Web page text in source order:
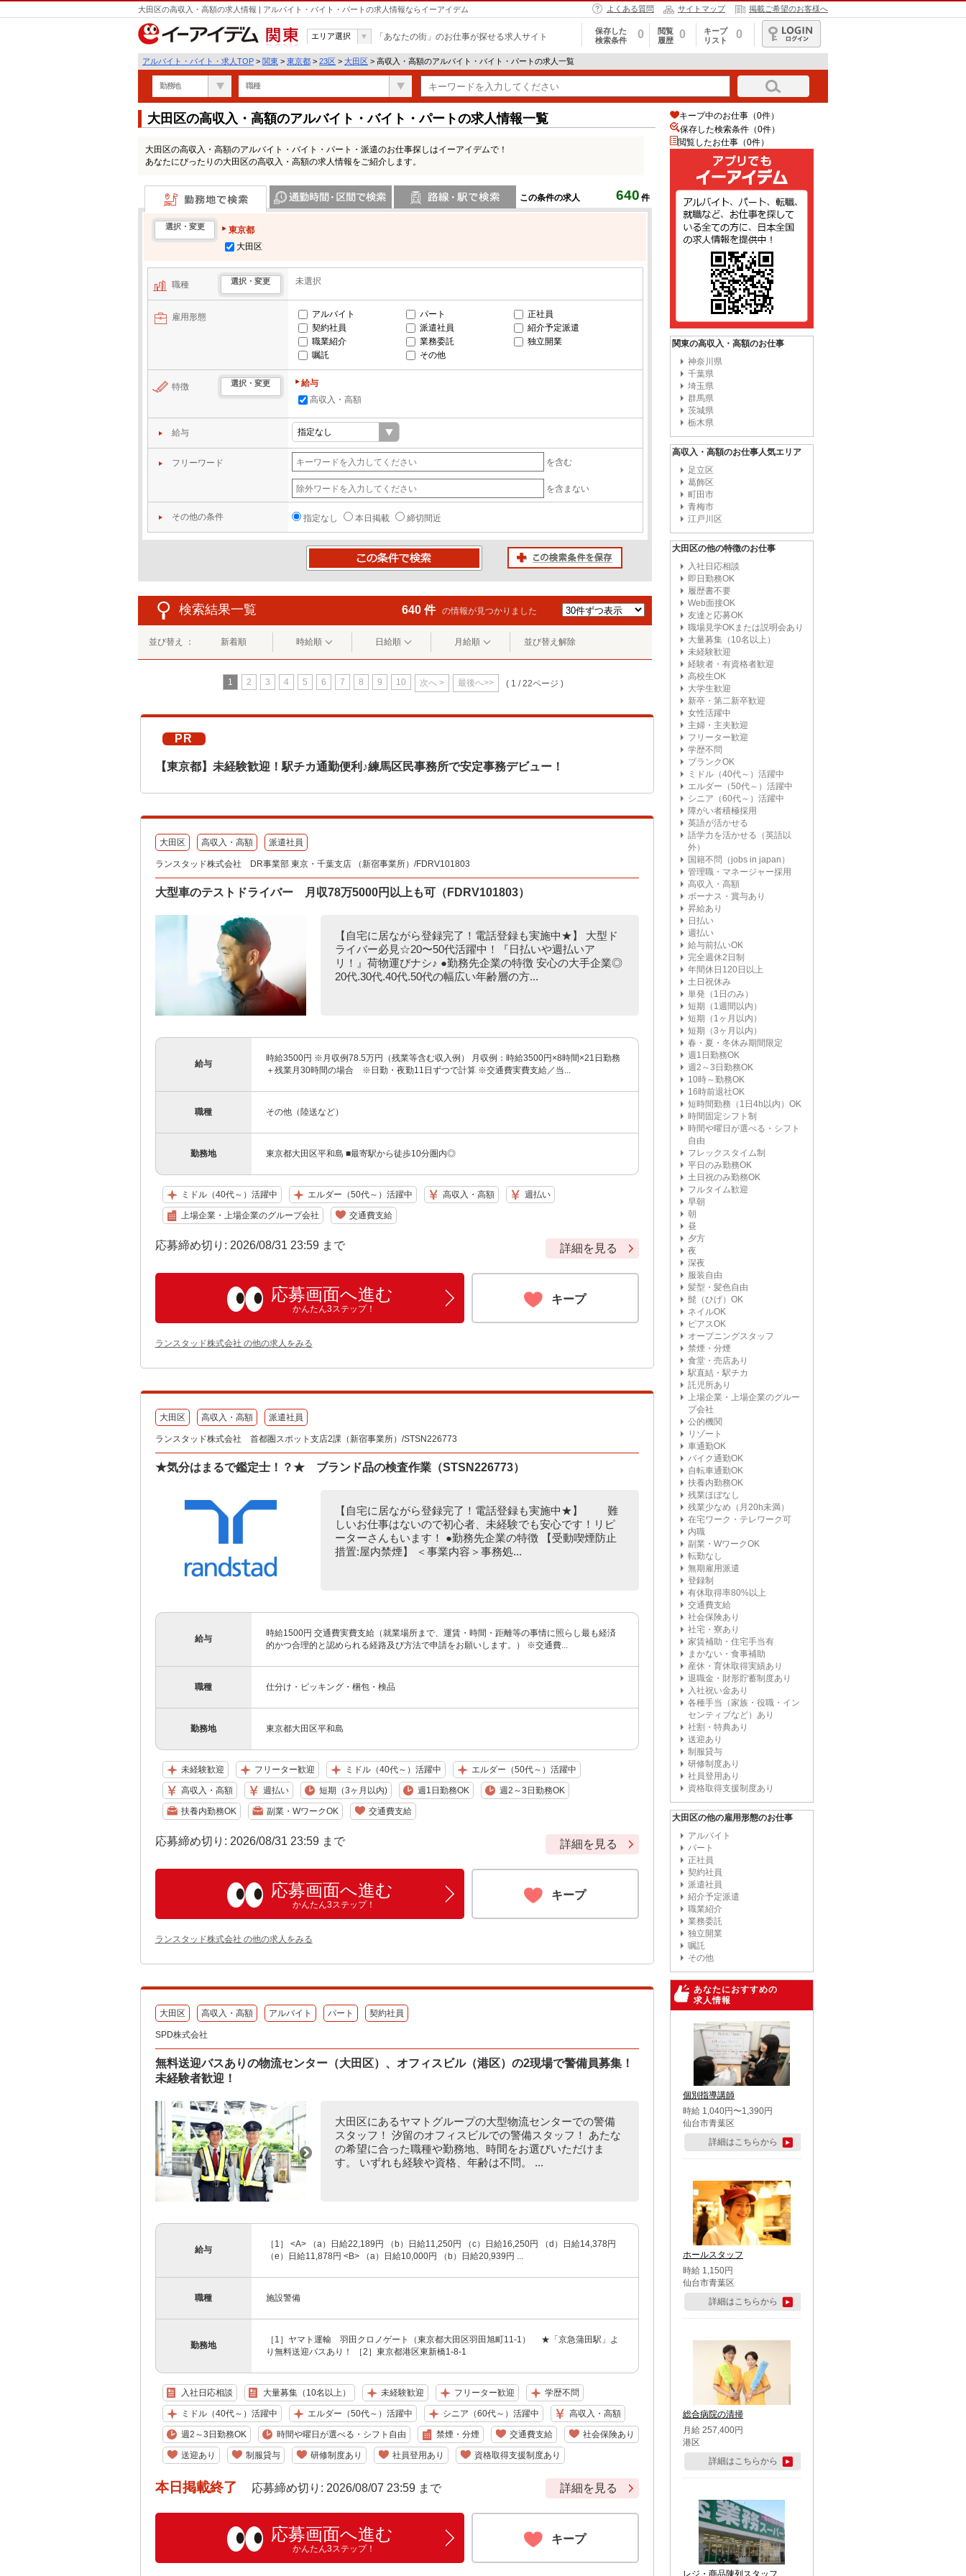
大田区の高収入・高額の求人情報 | アルバイト・バイト・パートの求人情報ならイーアイデム よくある質問 サイトマップ 掲載ご希望のお客様へ
関東
エリア選択 「あなたの街」のお仕事が探せる求人サイト
保存した
検索条件
0
閲覧
履歴
0
キープ
リスト
0
ログイン
アルバイト・バイト・求人TOP > 関東 > 東京都 > 23区 > 大田区 > 高収入・高額のアルバイト・バイト・パートの求人一覧
勤務地 職種
大田区の高収入・高額のアルバイト・バイト・パートの求人情報一覧
大田区の高収入・高額のアルバイト・バイト・パート・派遣のお仕事探しはイーアイデムで！
あなたにぴったりの大田区の高収入・高額の求人情報をご紹介します。
この条件の求人 640 件
勤務地で検索
選択・変更
東京都
大田区
職種 選択・変更 未選択
雇用形態 アルバイト パート
正社員
契約社員
派遣社員
紹介予定派遣
職業紹介
業務委託
独立開業
嘱託
その他
特徴 選択・変更
給与
高収入・高額
給与
フリーワード を含む
を含まない
その他の条件 指定なし 本日掲載 締切間近
検索結果一覧 640 件 の情報が見つかりました
並び替え ： 新着順 時給順 日給順 月給順 並び替え解除
1 2 3 4 5 6 7 8 9 10 次へ > 最後へ>> ( 1 / 22ページ )
PR
【東京都】未経験歓迎！駅チカ通勤便利♪練馬区民事務所で安定事務デビュー！
大田区 高収入・高額 派遣社員
ランスタッド株式会社 DR事業部 東京・千葉支店 （新宿事業所）/FDRV101803
大型車のテストドライバー 月収78万5000円以上も可（FDRV101803）
【自宅に居ながら登録完了！電話登録も実施中★】 大型ド
ライバー必見☆20〜50代活躍中！『日払いや週払いア
リ！』荷物運びナシ♪ ●勤務先企業の特徴 安心の大手企業◎
20代.30代.40代.50代の幅広い年齢層の方...
給与
時給3500円 ※月収例78.5万円（残業等含む収入例） 月収例：時給3500円×8時間×21日勤務
＋残業月30時間の場合 ※日勤・夜勤11日ずつで計算 ※交通費実費支給／当...
職種 その他（陸送など）
勤務地 東京都大田区平和島 ■最寄駅から徒歩10分圏内◎
ミドル（40代～）活躍中 エルダー（50代～）活躍中 高収入・高額 週払い
上場企業・上場企業のグループ会社 交通費支給
応募締め切り: 2026/08/31 23:59 まで 詳細を見る
応募画面へ進む
かんたん3ステップ！
キープ
ランスタッド株式会社 の他の求人をみる
大田区 高収入・高額 派遣社員
ランスタッド株式会社 首都圏スポット支店2課（新宿事業所）/STSN226773
★気分はまるで鑑定士！？★ ブランド品の検査作業（STSN226773）
【自宅に居ながら登録完了！電話登録も実施中★】 難
しいお仕事はないので初心者、未経験でも安心です！リピ
ーターさんもいます！ ●勤務先企業の特徴 【受動喫煙防止
措置:屋内禁煙】 ＜事業内容＞事務処...
給与
時給1500円 交通費実費支給（就業場所まで、運賃・時間・距離等の事情に照らし最も経済
的かつ合理的と認められる経路及び方法で申請をお願いします。） ※交通費...
職種 仕分け・ピッキング・梱包・検品
勤務地 東京都大田区平和島
未経験歓迎 フリーター歓迎 ミドル（40代～）活躍中 エルダー（50代～）活躍中
高収入・高額 週払い 短期（3ヶ月以内) 週1日勤務OK 週2～3日勤務OK
扶養内勤務OK 副業・WワークOK 交通費支給
応募締め切り: 2026/08/31 23:59 まで 詳細を見る
応募画面へ進む
かんたん3ステップ！
キープ
ランスタッド株式会社 の他の求人をみる
大田区 高収入・高額 アルバイト パート 契約社員
SPD株式会社
無料送迎バスありの物流センター（大田区）、オフィスビル（港区）の2現場で警備員募集！
未経験者歓迎！
大田区にあるヤマトグループの大型物流センターでの警備
スタッフ！ 汐留のオフィスビルでの警備スタッフ！ あたな
の希望に合った職種や勤務地、時間をお選びいただけま
す。 いずれも経験や資格、年齢は不問。 ...
給与
［1］ <A> （a）日給22,189円 （b）日給11,250円 （c）日給16,250円 （d）日給14,378円
（e）日給11,878円 <B> （a）日給10,000円 （b）日給20,939円 ...
職種 施設警備
勤務地
［1］ヤマト運輸 羽田クロノゲート（東京都大田区羽田旭町11-1） ★「京急蒲田駅」よ
り無料送迎バスあり！ ［2］東京都港区東新橋1-8-1
入社日応相談 大量募集（10名以上） 未経験歓迎 フリーター歓迎 学歴不問
ミドル（40代～）活躍中 エルダー（50代～）活躍中 シニア（60代～）活躍中 高収入・高額
週2～3日勤務OK 時間や曜日が選べる・シフト自由 禁煙・分煙 交通費支給 社会保険あり
送迎あり 制服貸与 研修制度あり 社員登用あり 資格取得支援制度あり
本日掲載終了 応募締め切り: 2026/08/07 23:59 まで 詳細を見る
応募画面へ進む
かんたん3ステップ！
キープ
キープ中のお仕事（0件）
保存した検索条件（0件）
閲覧したお仕事（0件）
関東の高収入・高額のお仕事
神奈川県
千葉県
埼玉県
群馬県
茨城県
栃木県
高収入・高額のお仕事人気エリア
足立区
葛飾区
町田市
青梅市
江戸川区
大田区の他の特徴のお仕事
入社日応相談
即日勤務OK
履歴書不要
Web面接OK
友達と応募OK
職場見学OKまたは説明会あり
大量募集（10名以上）
未経験歓迎
経験者・有資格者歓迎
高校生OK
大学生歓迎
新卒・第二新卒歓迎
女性活躍中
主婦・主夫歓迎
フリーター歓迎
学歴不問
ブランクOK
ミドル（40代～）活躍中
エルダー（50代～）活躍中
シニア（60代～）活躍中
障がい者積極採用
英語が活かせる
語学力を活かせる（英語以
外）
国籍不問（jobs in japan）
管理職・マネージャー採用
高収入・高額
ボーナス・賞与あり
昇給あり
日払い
週払い
給与前払いOK
完全週休2日制
年間休日120日以上
土日祝休み
単発（1日のみ）
短期（1週間以内）
短期（1ヶ月以内）
短期（3ヶ月以内）
春・夏・冬休み期間限定
週1日勤務OK
週2～3日勤務OK
10時～勤務OK
16時前退社OK
短時間勤務（1日4h以内）OK
時間固定シフト制
時間や曜日が選べる・シフト
自由
フレックスタイム制
平日のみ勤務OK
土日祝のみ勤務OK
フルタイム歓迎
早朝
朝
昼
夕方
夜
深夜
服装自由
髪型・髪色自由
髭（ひげ）OK
ネイルOK
ピアスOK
オープニングスタッフ
禁煙・分煙
食堂・売店あり
駅直結・駅チカ
託児所あり
上場企業・上場企業のグルー
プ会社
公的機関
リゾート
車通勤OK
バイク通勤OK
自転車通勤OK
扶養内勤務OK
残業ほぼなし
残業少なめ（月20h未満）
在宅ワーク・テレワーク可
内職
副業・WワークOK
転勤なし
無期雇用派遣
登録制
有休取得率80%以上
交通費支給
社会保険あり
社宅・寮あり
家賃補助・住宅手当有
まかない・食事補助
産休・育休取得実績あり
退職金・財形貯蓄制度あり
入社祝い金あり
各種手当（家族・役職・イン
センティブなど）あり
社割・特典あり
送迎あり
制服貸与
研修制度あり
社員登用あり
資格取得支援制度あり
大田区の他の雇用形態のお仕事
アルバイト
パート
正社員
契約社員
派遣社員
紹介予定派遣
職業紹介
業務委託
独立開業
嘱託
その他
あなたにおすすめの
求人情報
個別指導講師
時給 1,040円〜1,390円
仙台市青葉区
詳細はこちらから
ホールスタッフ
時給 1,150円
仙台市青葉区
詳細はこちらから
総合病院の清掃
月給 257,400円
港区
詳細はこちらから
レジ・商品陳列スタッフ